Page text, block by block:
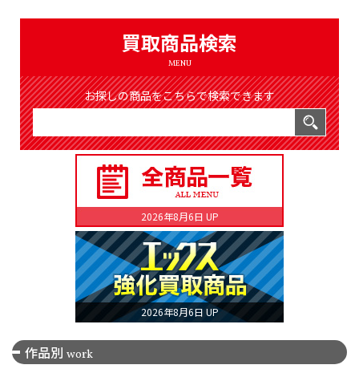
買取商品検索
MENU
お探しの商品をこちらで検索できます
2026年8月6日 UP
2026年8月6日 UP
作品別 work